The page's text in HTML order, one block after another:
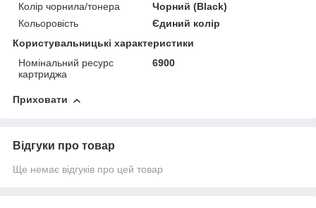
Колір чорнила/тонера
Чорний (Black)
Кольоровість
Єдиний колір
Користувальницькі характеристики
Номінальний ресурс
картриджа
6900
Приховати
Відгуки про товар
Ще немає відгуків про цей товар